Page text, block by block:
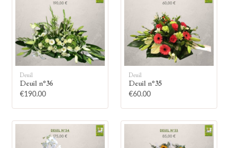
Allumez une bougie
Deuil
Deuil n°36
€190.00
Deuil
Deuil n°35
€60.00